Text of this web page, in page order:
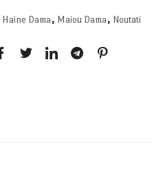
Haine Dama , Maiou Dama , Noutati